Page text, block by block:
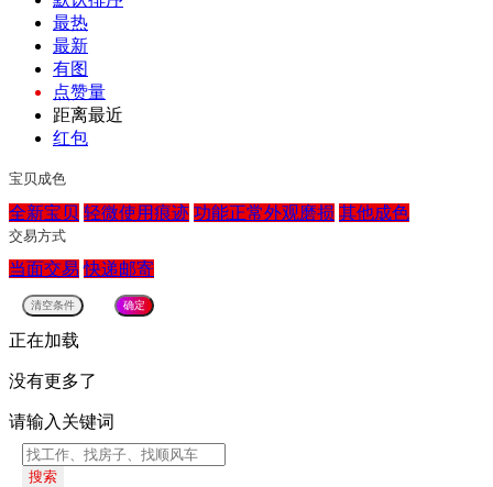
最热
最新
有图
点赞量
距离最近
红包
宝贝成色
全新宝贝 轻微使用痕迹 功能正常外观磨损 其他成色
交易方式
当面交易 快递邮寄
正在加载
没有更多了
请输入关键词
搜索